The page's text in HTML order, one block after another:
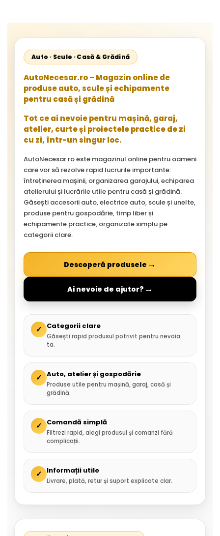
Auto · Scule · Casă & Grădină
AutoNecesar.ro – Magazin online de
produse auto, scule și echipamente
pentru casă și grădină
Tot ce ai nevoie pentru mașină, garaj,
atelier, curte și proiectele practice de zi
cu zi, într-un singur loc.
AutoNecesar.ro este magazinul online pentru oameni
care vor să rezolve rapid lucrurile importante:
întreținerea mașinii, organizarea garajului, echiparea
atelierului și lucrările utile pentru casă și grădină.
Găsești accesorii auto, electrice auto, scule și unelte,
produse pentru gospodărie, timp liber și
echipamente practice, organizate simplu pe
categorii clare.
Descoperă produsele →
Ai nevoie de ajutor? →
✓ Categorii clare
Găsești rapid produsul potrivit pentru nevoia
ta.
✓ Auto, atelier și gospodărie
Produse utile pentru mașină, garaj, casă și
grădină.
✓ Comandă simplă
Filtrezi rapid, alegi produsul și comanzi fără
complicații.
✓ Informații utile
Livrare, plată, retur și suport explicate clar.